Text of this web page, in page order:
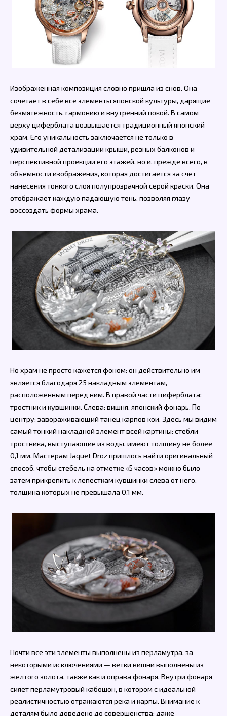
Изображенная композиция словно пришла из снов. Она
сочетает в себе все элементы японской культуры, дарящие
безмятежность, гармонию и внутренний покой. В самом
верху циферблата возвышается традиционный японский
храм. Его уникальность заключается не только в
удивительной детализации крыши, резных балконов и
перспективной проекции его этажей, но и, прежде всего, в
объемности изображения, которая достигается за счет
нанесения тонкого слоя полупрозрачной серой краски. Она
отображает каждую падающую тень, позволяя глазу
воссоздать формы храма.
Но храм не просто кажется фоном: он действительно им
является благодаря 25 накладным элементам,
расположенным перед ним. В правой части циферблата:
тростник и кувшинки. Слева: вишня, японский фонарь. По
центру: завораживающий танец карпов кои. Здесь мы видим
самый тонкий накладной элемент всей картины: стебли
тростника, выступающие из воды, имеют толщину не более
0,1 мм. Мастерам Jaquet Droz пришлось найти оригинальный
способ, чтобы стебель на отметке «5 часов» можно было
затем прикрепить к лепесткам кувшинки слева от него,
толщина которых не превышала 0,1 мм.
Почти все эти элементы выполнены из перламутра, за
некоторыми исключениями — ветки вишни выполнены из
желтого золота, также как и оправа фонаря. Внутри фонаря
сияет перламутровый кабошон, в котором с идеальной
реалистичностью отражаются река и карпы. Внимание к
деталям было доведено до совершенства: даже